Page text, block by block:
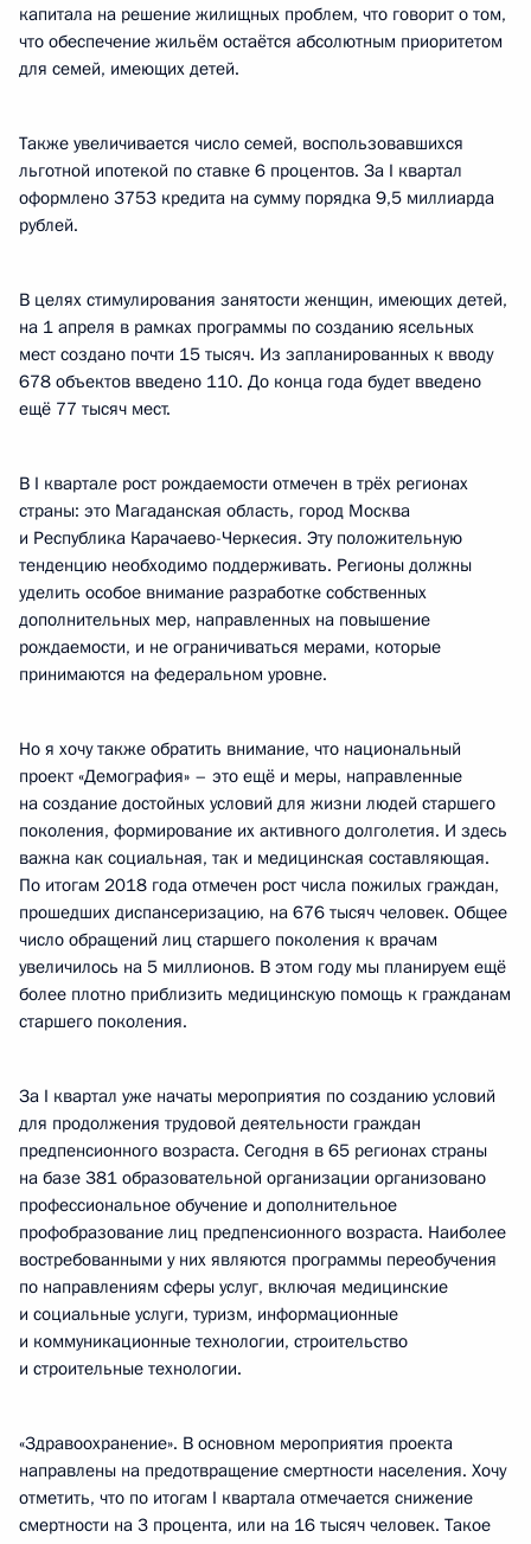
капитала на решение жилищных проблем, что говорит о том,
что обеспечение жильём остаётся абсолютным приоритетом
для семей, имеющих детей.
Также увеличивается число семей, воспользовавшихся
льготной ипотекой по ставке 6 процентов. За I квартал
оформлено 3753 кредита на сумму порядка 9,5 миллиарда
рублей.
В целях стимулирования занятости женщин, имеющих детей,
на 1 апреля в рамках программы по созданию ясельных
мест создано почти 15 тысяч. Из запланированных к вводу
678 объектов введено 110. До конца года будет введено
ещё 77 тысяч мест.
В I квартале рост рождаемости отмечен в трёх регионах
страны: это Магаданская область, город Москва
и Республика Карачаево-Черкесия. Эту положительную
тенденцию необходимо поддерживать. Регионы должны
уделить особое внимание разработке собственных
дополнительных мер, направленных на повышение
рождаемости, и не ограничиваться мерами, которые
принимаются на федеральном уровне.
Но я хочу также обратить внимание, что национальный
проект «Демография» – это ещё и меры, направленные
на создание достойных условий для жизни людей старшего
поколения, формирование их активного долголетия. И здесь
важна как социальная, так и медицинская составляющая.
По итогам 2018 года отмечен рост числа пожилых граждан,
прошедших диспансеризацию, на 676 тысяч человек. Общее
число обращений лиц старшего поколения к врачам
увеличилось на 5 миллионов. В этом году мы планируем ещё
более плотно приблизить медицинскую помощь к гражданам
старшего поколения.
За I квартал уже начаты мероприятия по созданию условий
для продолжения трудовой деятельности граждан
предпенсионного возраста. Сегодня в 65 регионах страны
на базе 381 образовательной организации организовано
профессиональное обучение и дополнительное
профобразование лиц предпенсионного возраста. Наиболее
востребованными у них являются программы переобучения
по направлениям сферы услуг, включая медицинские
и социальные услуги, туризм, информационные
и коммуникационные технологии, строительство
и строительные технологии.
«Здравоохранение». В основном мероприятия проекта
направлены на предотвращение смертности населения. Хочу
отметить, что по итогам I квартала отмечается снижение
смертности на 3 процента, или на 16 тысяч человек. Такое